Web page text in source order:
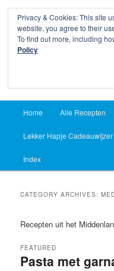
Lekker Hapje
Skip
to
primary
content
Skip
to
secondary
content
Home Alle Recepten
Lekker Hapje Cadeauwijzer
Index
CATEGORY ARCHIVES:
Recepten uit het
Pasta met
FEATURED
Privacy & Cookies: This site
website, you agree to their
To find out more, including
Policy